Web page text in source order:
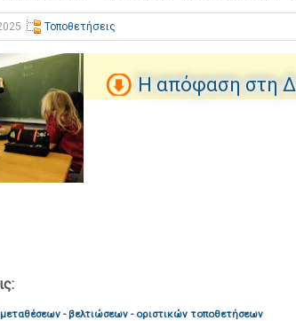
Τοποθετήσεις
Η απόφαση στη
- βελτιώσεων - οριστικών τοποθετήσεων